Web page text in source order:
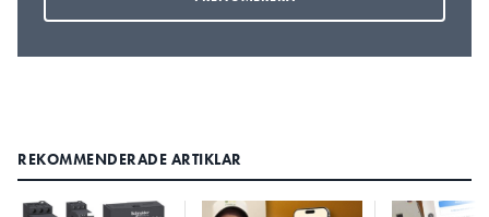
REKOMMENDERADE ARTIKLAR